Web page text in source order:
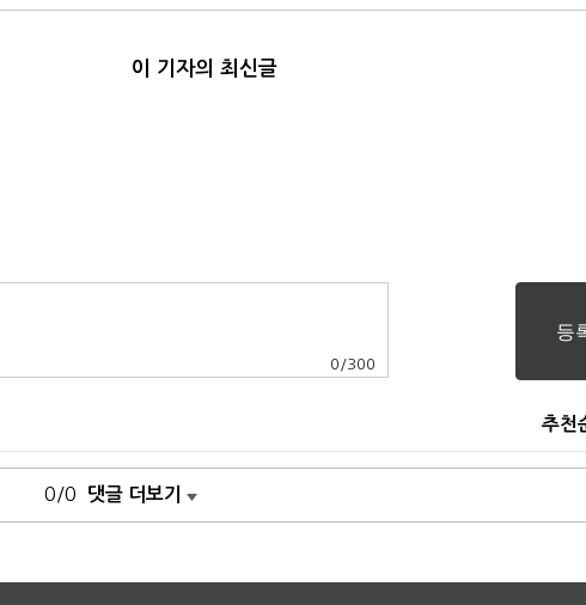
이 기자의 최신글
0 /300
추천
0/0 댓글 더보기